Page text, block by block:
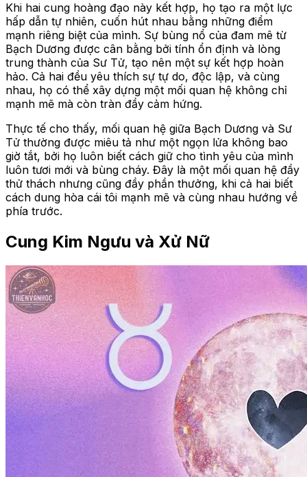
Khi hai cung hoàng đạo này kết hợp, họ tạo ra một lực
hấp dẫn tự nhiên, cuốn hút nhau bằng những điểm
mạnh riêng biệt của mình. Sự bùng nổ của đam mê từ
Bạch Dương được cân bằng bởi tính ổn định và lòng
trung thành của Sư Tử, tạo nên một sự kết hợp hoàn
hảo. Cả hai đều yêu thích sự tự do, độc lập, và cùng
nhau, họ có thể xây dựng một mối quan hệ không chỉ
mạnh mẽ mà còn tràn đầy cảm hứng.
Thực tế cho thấy, mối quan hệ giữa Bạch Dương và Sư
Tử thường được miêu tả như một ngọn lửa không bao
giờ tắt, bởi họ luôn biết cách giữ cho tình yêu của mình
luôn tươi mới và bùng cháy. Đây là một mối quan hệ đầy
thử thách nhưng cũng đầy phần thưởng, khi cả hai biết
cách dung hòa cái tôi mạnh mẽ và cùng nhau hướng về
phía trước.
Cung Kim Ngưu và Xử Nữ